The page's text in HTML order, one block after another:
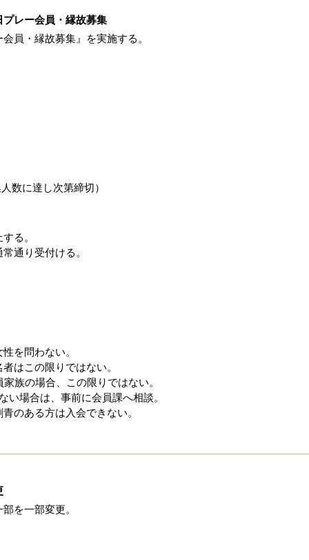
レー会員・縁故募集
員・縁故募集』を実施する。
数に達し次第締切）
る。
通り受付ける。
を問わない。
はこの限りではない。
族の場合、この限りではない。
い場合は、事前に会員課へ相談。
のある方は入会できない。
を一部変更。